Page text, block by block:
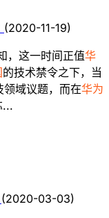
(2020-11-19)
，这一时间正值华
的技术禁令之下，当
域议题，而在华为
...
(2020-03-03)